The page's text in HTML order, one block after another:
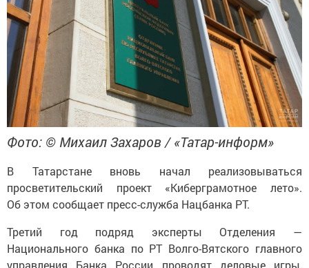
Фото: © Михаил Захаров / «Татар-информ»
В Татарстане вновь начал реализовываться
просветительский проект «Киберграмотное лето».
Об этом сообщает пресс-служба Нацбанка РТ.
Третий год подряд эксперты Отделения —
Национального банка по РТ Волго-Вятского главного